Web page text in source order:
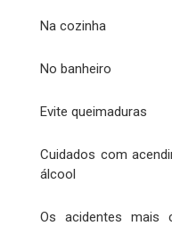
Na cozinha
No banheiro
Evite queimaduras
Cuidados com
álcool
Os acidentes mais